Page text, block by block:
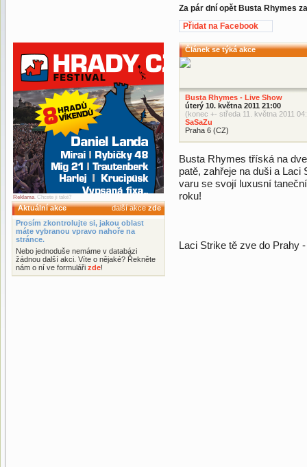
Reklama. Chcete ji také?
Aktuální akce další akcezde
Prosím zkontrolujte si, jakou oblast
máte vybranou vpravo nahoře na
stránce.
Nebo jednoduše nemáme v databázi
žádnou další akci. Víte o nějaké? Řekněte
nám o ní ve formuláři zde!
Za pár dní opět Busta Rhymes
Přidat na Facebook
Článek se týká akce
Busta Rhymes - Live Show
úterý 10. května 2011 21:00
(konec +- středa 11. května 2011
SaSaZu
Praha 6 (CZ)
Busta Rhymes tříská na
patě, zahřeje na duši a Laci
varu se svojí luxusní
roku!
Laci Strike tě zve do Prahy